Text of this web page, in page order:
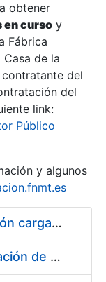
obtener
en curso y
Fábrica
de la
del
del
link:
Público
y algunos
Pliego condiciones optimización cargas compras firmado
Acuerdo marco para la fabricación de piezas